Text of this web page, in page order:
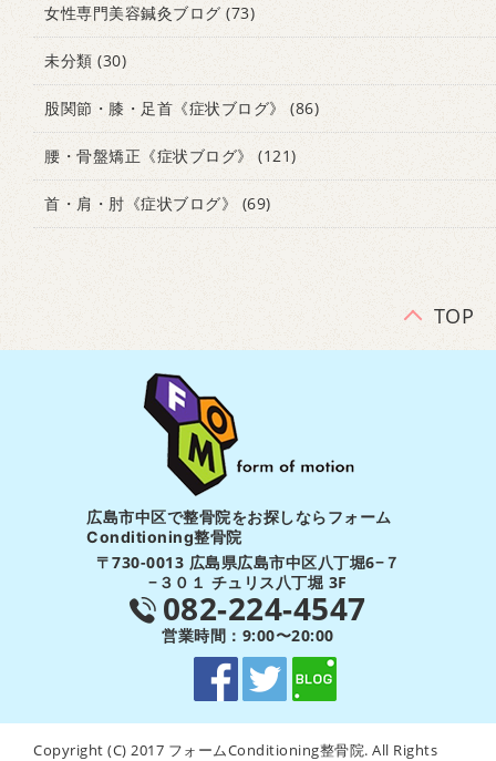
女性専門美容鍼灸ブログ (73)
未分類 (30)
股関節・膝・足首《症状ブログ》 (86)
腰・骨盤矯正《症状ブログ》 (121)
首・肩・肘《症状ブログ》 (69)
TOP
広島市中区で整骨院をお探しならフォーム
Conditioning整骨院
〒730-0013 広島県広島市中区八丁堀6−７
−３０１ チュリス八丁堀 3F
082-224-4547
営業時間：9:00〜20:00
Copyright (C) 2017 フォームConditioning整骨院. All Rights